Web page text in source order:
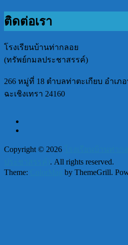
ติดต่อเรา
โรงเรียนบ้านท่ากลอย
(ทรัพย์กมลประชาสรรค์)
266 หมู่ที่ 18 ตำบลท่าตะเกียบ อำเภ
ฉะเชิงเทรา 24160
Copyright © 2026
. All rights reserved.
Theme:
by ThemeGrill.